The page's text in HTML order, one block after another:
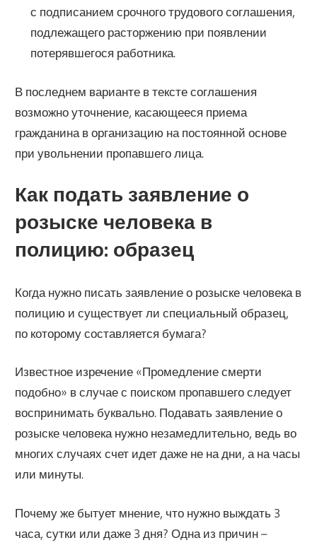
с подписанием срочного трудового соглашения,
подлежащего расторжению при появлении
потерявшегося работника.
В последнем варианте в тексте соглашения
возможно уточнение, касающееся приема
гражданина в организацию на постоянной основе
при увольнении пропавшего лица.
Как подать заявление о
розыске человека в
полицию: образец
Когда нужно писать заявление о розыске человека в
полицию и существует ли специальный образец,
по которому составляется бумага?
Известное изречение «Промедление смерти
подобно» в случае с поиском пропавшего следует
воспринимать буквально. Подавать заявление о
розыске человека нужно незамедлительно, ведь во
многих случаях счет идет даже не на дни, а на часы
или минуты.
Почему же бытует мнение, что нужно выждать 3
часа, сутки или даже 3 дня? Одна из причин –